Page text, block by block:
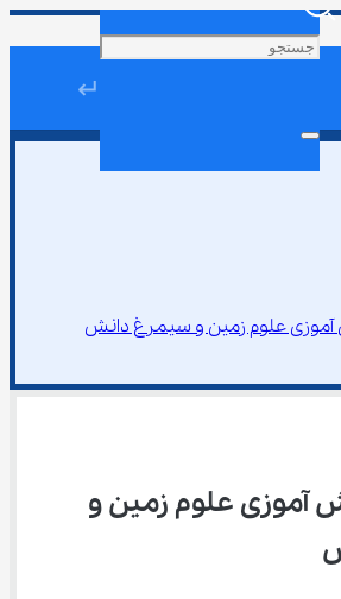
↵
آموزی علوم زمین و سیمرغ دانش
آموزی علوم زمین و